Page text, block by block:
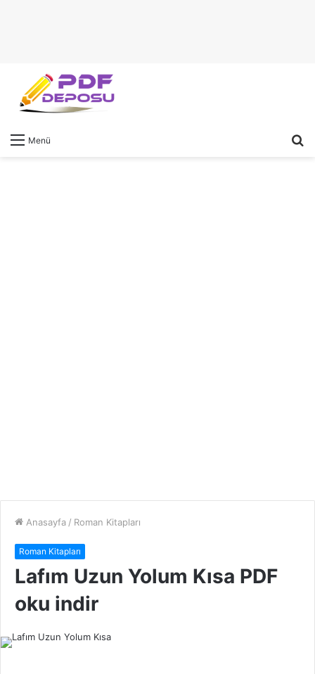
Menü
Anasayfa / Roman Kitapları
Roman Kitapları
Lafım Uzun Yolum Kısa PDF
oku indir